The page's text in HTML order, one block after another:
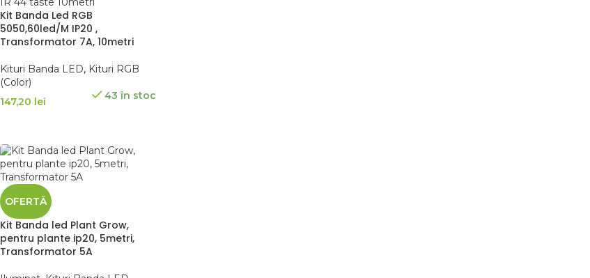
Kit Banda Led RGB
5050,60led/M IP20 ,
Transformator 7A, 10metri
Kituri Banda LED, Kituri RGB
(Color)
147,20 lei
43 în stoc
OFERTĂ
Kit Banda led Plant Grow,
pentru plante ip20, 5metri,
Transformator 5A